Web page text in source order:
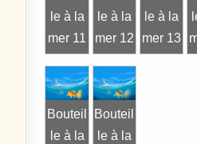
le à la
mer 11
le à la
mer 12
le à la
mer 13
Bouteil
le à la
Bouteil
le à la